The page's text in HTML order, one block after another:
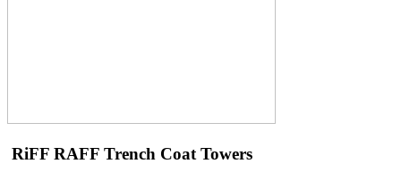
RiFF RAFF Trench Coat Towers